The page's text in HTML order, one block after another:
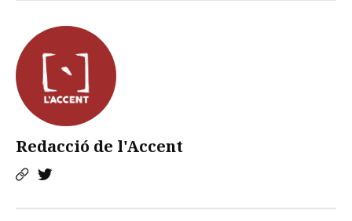
Redacció de l'Accent